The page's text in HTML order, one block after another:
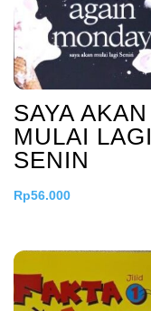
SAYA AKAN
MULAI LAGI
SENIN
Rp56.000